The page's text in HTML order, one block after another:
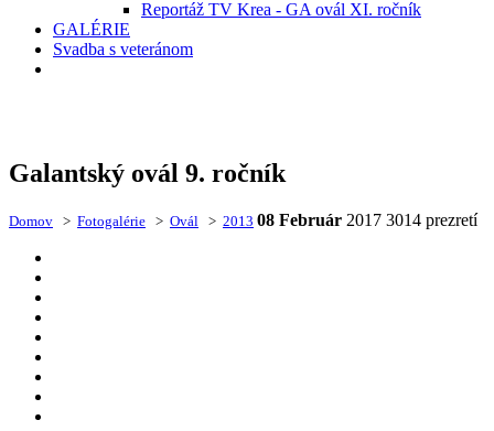
Reportáž TV Krea - GA ovál XI. ročník
GALÉRIE
Svadba s veteránom
Galantský ovál 9. ročník
Domov > Fotogalérie > Ovál > 2013 08 Február 2017 3014 prezretí